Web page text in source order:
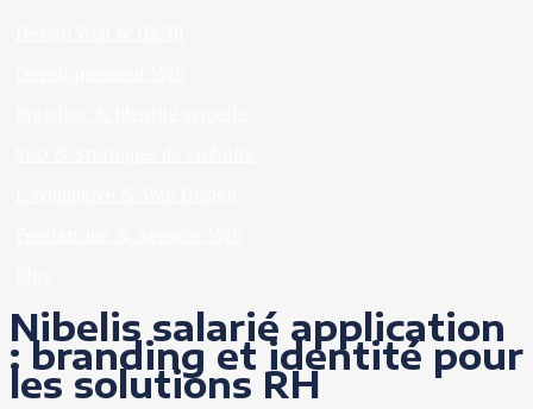
Nibelis salarié application
: branding et identité pour
les solutions RH